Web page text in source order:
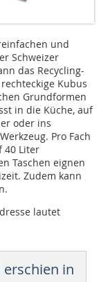
und
Schweizer
das Recycling-
Kubus
Grundformen
in die Küche, auf
oder ins
Pro Fach
40 Liter
Taschen eignen
Zudem kann
lautet
in